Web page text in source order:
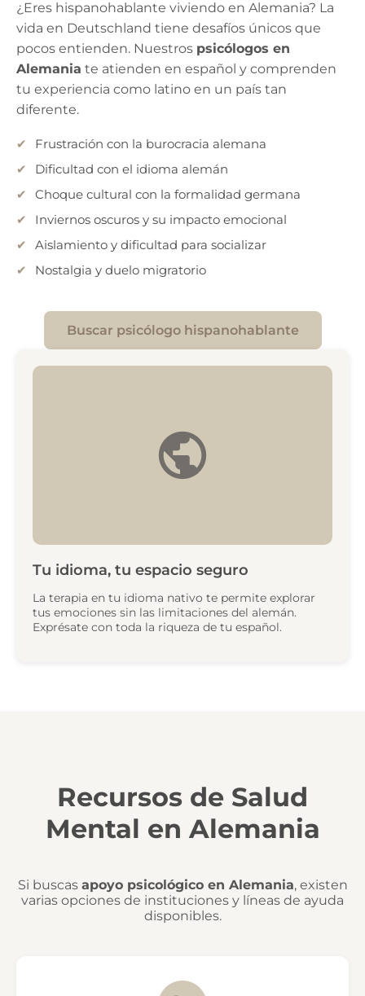
¿Eres hispanohablante viviendo en Alemania? La
vida en Deutschland tiene desafíos únicos que
pocos entienden. Nuestros psicólogos en
Alemania te atienden en español y comprenden
tu experiencia como latino en un país tan
diferente.
Frustración con la burocracia alemana
Dificultad con el idioma alemán
Choque cultural con la formalidad germana
Inviernos oscuros y su impacto emocional
Aislamiento y dificultad para socializar
Nostalgia y duelo migratorio
Buscar psicólogo hispanohablante
Tu idioma, tu espacio seguro
La terapia en tu idioma nativo te permite explorar
tus emociones sin las limitaciones del alemán.
Exprésate con toda la riqueza de tu español.
Recursos de Salud
Mental en Alemania
Si buscas apoyo psicológico en Alemania, existen
varias opciones de instituciones y líneas de ayuda
disponibles.